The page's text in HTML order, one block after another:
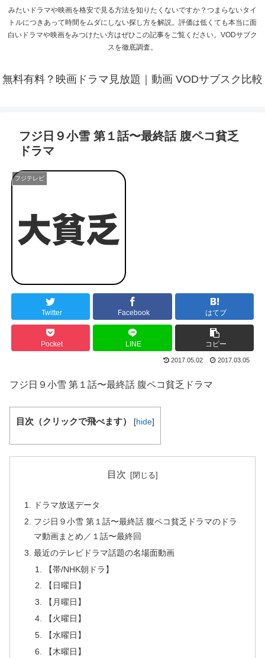
みたいドラマや映画を格安で見る方法を知りたくないですか？つまらないタイ
トルにつきあって時間をムダにしない探し方を解説。評価は低くても本当に面
白いドラマや映画をみつけたい方はぜひこの記事をご覧ください。VODサブク
スを徹底調査。
無料有料？映画ドラマ見放題｜動画 VODサブスク比較
フジ日９小雪 第１話〜最終話 腹ペコ貧乏
ドラマ
フジテレビ
Twitter Facebook はてブ
Pocket LINE コピー
2017.05.02 2017.03.05
フジ日９小雪 第１話〜最終話 腹ペコ貧乏ドラマ
目次（クリックで飛べます） [hide]
目次
ドラマ放送データ
フジ日９小雪 第１話〜最終話 腹ペコ貧乏ドラマのドラ
マ動画まとめ／１話〜最終回
最近のテレビドラマ話題の名場面動画
【帯/NHK朝ドラ】
【日曜日】
【月曜日】
【火曜日】
【水曜日】
【木曜日】